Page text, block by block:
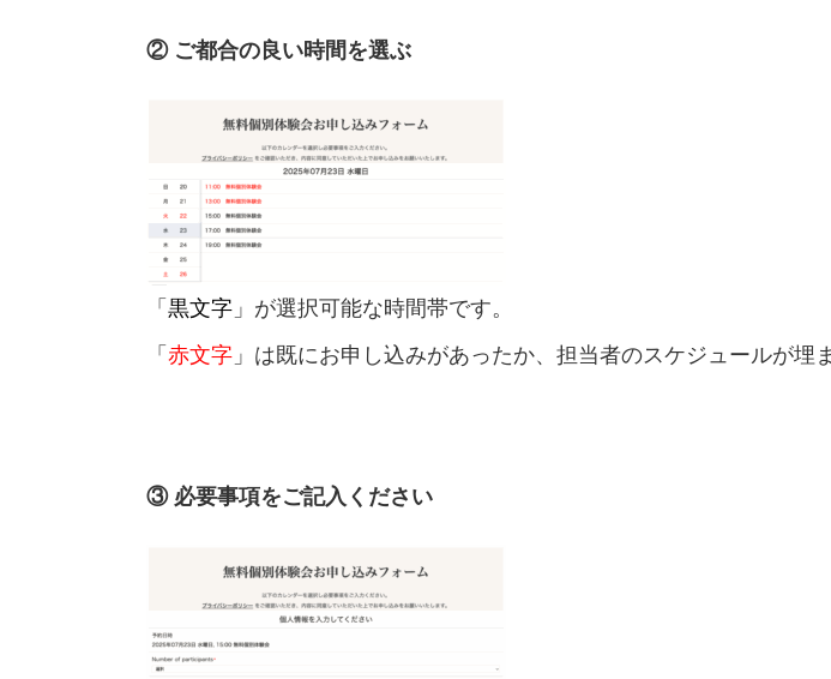
② ご都合の良い時間を選ぶ
「 黒文字 」が選択可能な時間帯です。
「 赤文字 」は既にお申し込みがあったか、担当者のスケジュールが埋
③ 必要事項をご記入ください